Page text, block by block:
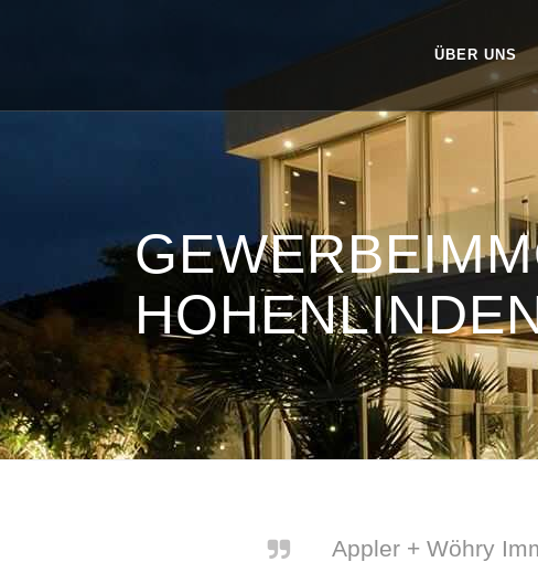
ÜBER UNS
Appler + Wöhry